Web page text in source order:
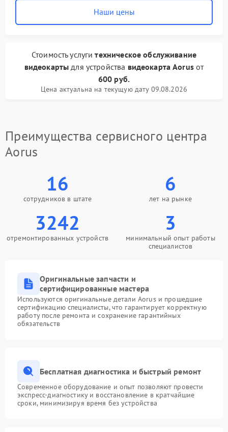
Наши цены
Стоимость услугитехническое обслуживание
видеокарты для устройства видеокарта Aorusот
600 руб.
Цена актуальна на текущую дату 09.08.2026
Преимущества сервисного центра
Aorus
16
сотрудников в штате
6
лет на рынке
3242
отремонтированных устройств
3
минимальный опыт работы
специалистов
Оригинальные запчасти и
сертифицированные мастера
Используются оригинальные детали Aorus и прошедшие
сертификацию специалисты, что гарантирует корректную
работу после ремонта и сохранение гарантийных
обязательств
Бесплатная диагностика и быстрый ремонт
Современное оборудование и опыт позволяют провести
экспресс-диагностику и восстановление в кратчайшие
сроки, минимизируя время без устройства